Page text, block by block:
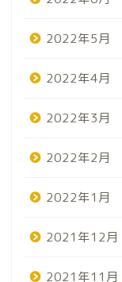
2022年5月
2022年4月
2022年3月
2022年2月
2022年1月
2021年12月
2021年11月